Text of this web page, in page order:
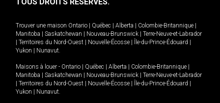
Trouver une maison Ontario Québec Alberta Colombie-Britannique
Manitoba
Saskatchewan Nouveau-Brunswick
Terre-Neuve-et-Labrador
Territoires du Nord-Ouest Nouvelle-Écosse Île-du-Prince-Édouard
Yukon
Nunavut.
Maisons à louer - Ontario Québec Alberta Colombie-Britannique
Manitoba
Saskatchewan Nouveau-Brunswick
Terre-Neuve-et-Labrador
Territoires du Nord-Ouest Nouvelle-Écosse Île-du-Prince-Édouard
Yukon
Nunavut.